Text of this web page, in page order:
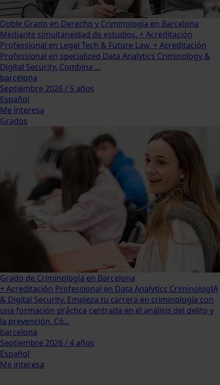
Doble Grado en Derecho y Criminología en Barcelona
Mediante simultaneidad de estudios. + Acreditación
Professional en Legal Tech & Future Law. + Acreditación
Professional en specialized Data Analytics Criminology &
Digital Security. Combina ...
barcelona
Septiembre 2026 / 5 años
Español
Me interesa
Grados
Grado de Criminología en Barcelona
+ Acreditación Professional en Data Analytics CriminologIA
& Digital Security. Empieza tu carrera en criminología con
una formación práctica centrada en el análisis del delito y
la prevención. Có...
barcelona
Septiembre 2026 / 4 años
Español
Me interesa